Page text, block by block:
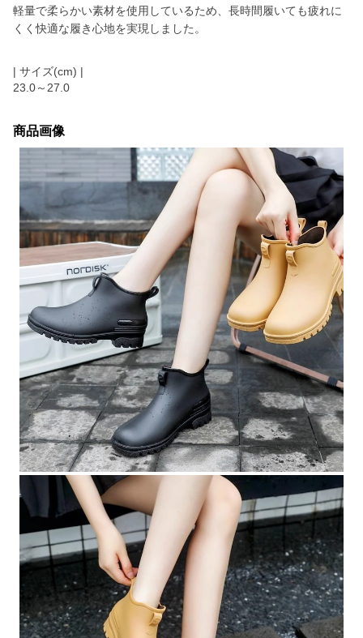
軽量で柔らかい素材を使用しているため、長時間履いても疲れに
くく快適な履き心地を実現しました。
| サイズ(cm) |
23.0～27.0
商品画像